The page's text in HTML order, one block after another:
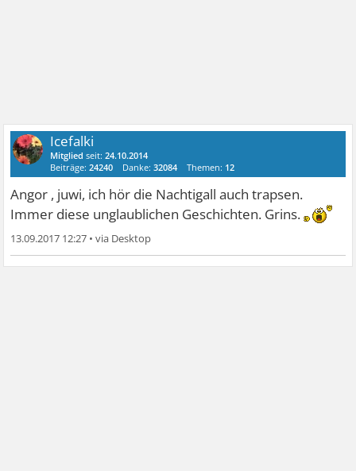
Icefalki
Mitglied seit:24.10.2014
Beiträge:24240 Danke:32084 Themen: 12
Angor , juwi, ich hör die Nachtigall auch trapsen.
Immer diese unglaublichen Geschichten. Grins.
13.09.2017 12:27 •